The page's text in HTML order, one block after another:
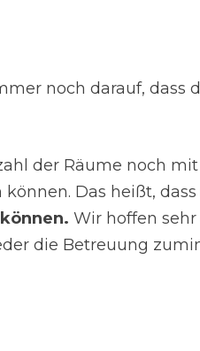
noch darauf, dass
der Räume noch mit
Das heißt, dass
Wir hoffen sehr
die Betreuung